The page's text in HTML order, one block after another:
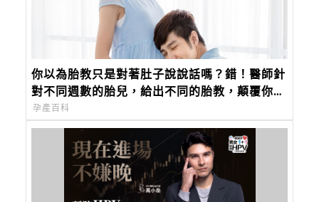
你以為胎教只是對著肚子說說話嗎？錯！醫師針
對不同週數的胎兒，給出不同的胎教，顛覆你對
胎教的觀念
孕產百科